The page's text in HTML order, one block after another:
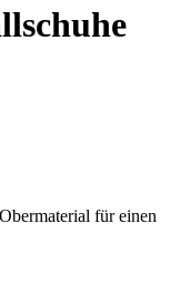
für einen